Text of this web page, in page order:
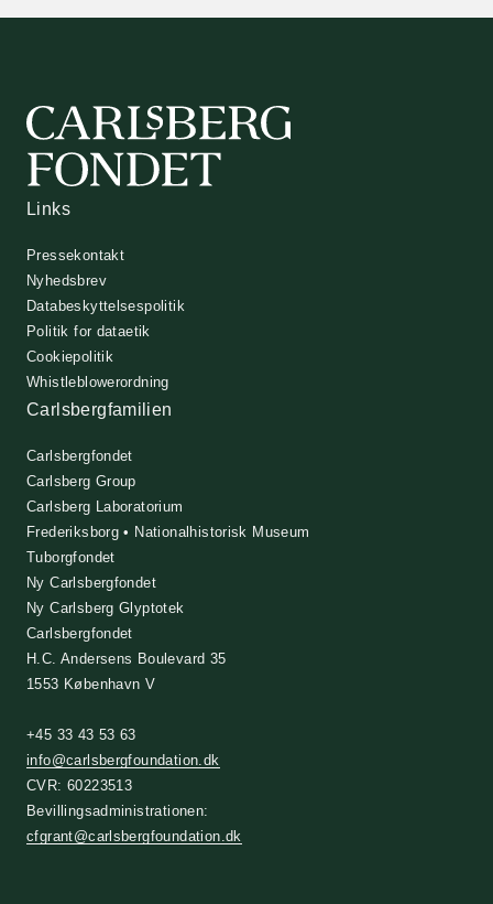
Links
Pressekontakt
Nyhedsbrev
Databeskyttelsespolitik
Politik for dataetik
Cookiepolitik
Whistleblowerordning
Carlsbergfamilien
Carlsbergfondet
Carlsberg Group
Carlsberg Laboratorium
Frederiksborg • Nationalhistorisk Museum
Tuborgfondet
Ny Carlsbergfondet
Ny Carlsberg Glyptotek
Carlsbergfondet
H.C. Andersens Boulevard 35
1553 København V
+45 33 43 53 63
info@carlsbergfoundation.dk
CVR: 60223513
Bevillingsadministrationen:
cfgrant@carlsbergfoundation.dk